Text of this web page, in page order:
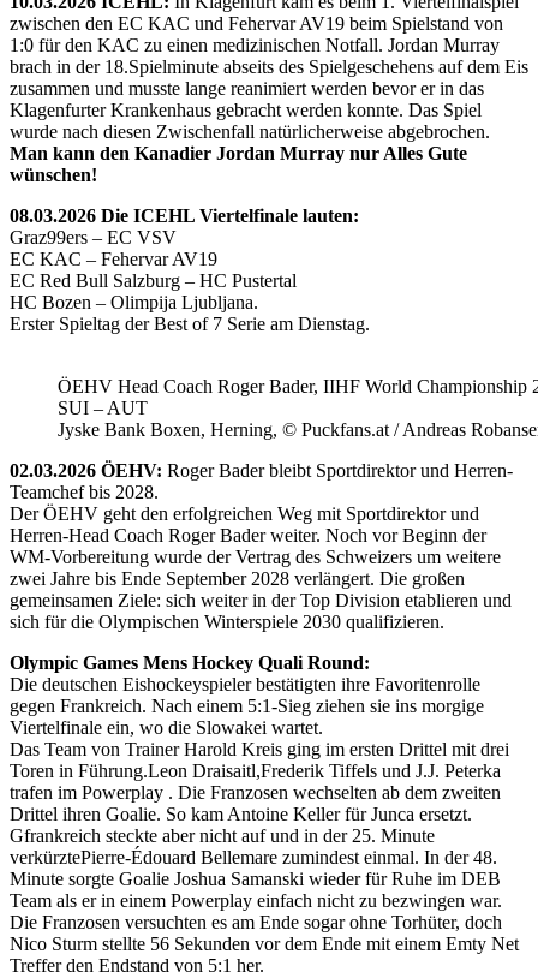
zwischen den EC KAC und Fehervar AV19 beim Spielstand von
1:0 für den KAC zu einen medizinischen Notfall. Jordan Murray
brach in der 18.Spielminute abseits des Spielgeschehens auf dem Eis
zusammen und musste lange reanimiert werden bevor er in das
Klagenfurter Krankenhaus gebracht werden konnte. Das Spiel
wurde nach diesen Zwischenfall natürlicherweise abgebrochen.
Man kann den Kanadier Jordan Murray nur Alles Gute
wünschen!
08.03.2026 Die ICEHL Viertelfinale lauten:
Graz99ers – EC VSV
EC KAC – Fehervar AV19
EC Red Bull Salzburg – HC Pustertal
HC Bozen – Olimpija Ljubljana.
Erster Spieltag der Best of 7 Serie am Dienstag.
ÖEHV Head Coach Roger Bader, IIHF World Championship
SUI – AUT
Jyske Bank Boxen, Herning, © Puckfans.at / Andreas
02.03.2026 ÖEHV: Roger Bader bleibt Sportdirektor und Herren-
Teamchef bis 2028.
Der ÖEHV geht den erfolgreichen Weg mit Sportdirektor und
Herren-Head Coach Roger Bader weiter. Noch vor Beginn der
WM-Vorbereitung wurde der Vertrag des Schweizers um weitere
zwei Jahre bis Ende September 2028 verlängert. Die großen
gemeinsamen Ziele: sich weiter in der Top Division etablieren und
sich für die Olympischen Winterspiele 2030 qualifizieren.
Olympic Games Mens Hockey Quali Round:
Die deutschen Eishockeyspieler bestätigten ihre Favoritenrolle
gegen Frankreich. Nach einem 5:1-Sieg ziehen sie ins morgige
Viertelfinale ein, wo die Slowakei wartet.
Das Team von Trainer Harold Kreis ging im ersten Drittel mit drei
Toren in Führung.Leon Draisaitl,Frederik Tiffels und J.J. Peterka
trafen im Powerplay . Die Franzosen wechselten ab dem zweiten
Drittel ihren Goalie. So kam Antoine Keller für Junca ersetzt.
Gfrankreich steckte aber nicht auf und in der 25. Minute
verkürztePierre-Édouard Bellemare zumindest einmal. In der 48.
Minute sorgte Goalie Joshua Samanski wieder für Ruhe im DEB
Team als er in einem Powerplay einfach nicht zu bezwingen war.
Die Franzosen versuchten es am Ende sogar ohne Torhüter, doch
Nico Sturm stellte 56 Sekunden vor dem Ende mit einem Emty Net
Treffer den Endstand von 5:1 her.